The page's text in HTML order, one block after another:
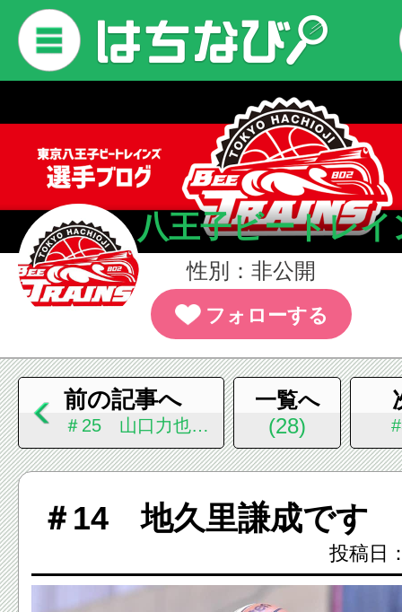
八王子ビートレイ
性別：非公開
フォローする
前の記事へ
＃25 山口力也で
す
一覧へ
(28)
＃14 地久里謙成です
投稿日